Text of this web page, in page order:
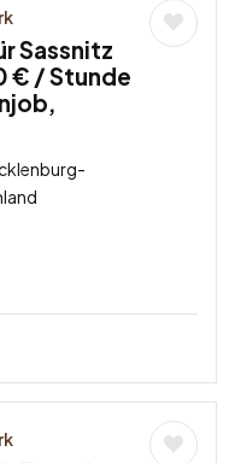
Sassnitz
€ / Stunde